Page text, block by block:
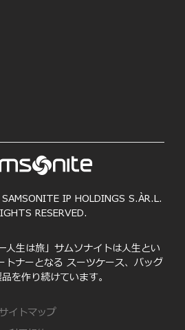
IP HOLDINGS S.ÀR.L.
RESERVED.
人生は旅」サムソナイトは人生とい
トナーとなる スーツケース、バッグ
を作り続けています。
イトマップ